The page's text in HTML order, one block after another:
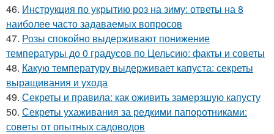
46. Инструкция по укрытию роз на зиму: ответы на 8
наиболее часто задаваемых вопросов
47. Розы спокойно выдерживают понижение
температуры до 0 градусов по Цельсию: факты и советы
48. Какую температуру выдерживает капуста: секреты
выращивания и ухода
49. Секреты и правила: как оживить замерзшую капусту
50. Секреты ухаживания за редкими папоротниками:
советы от опытных садоводов